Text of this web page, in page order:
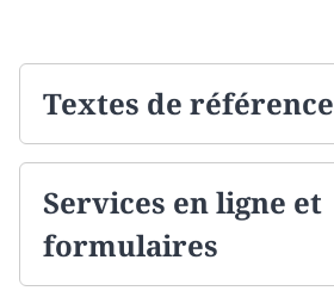
Textes de référence
Services en ligne et
formulaires